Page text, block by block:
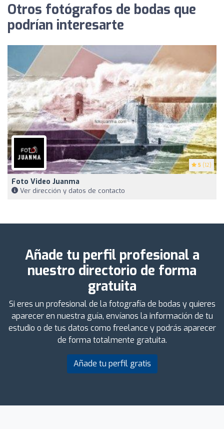
Otros fotógrafos de bodas que
podrían interesarte
5 (12)
Foto Video Juanma
Ver dirección y datos de contacto
Añade tu perfil profesional a
nuestro directorio de forma
gratuita
Si eres un profesional de la fotografía de bodas y quieres
aparecer en nuestra guía, envíanos la información de tu
estudio o de tus datos como freelance y podrás aparecer
de forma totalmente gratuita.
Añade tu perfil gratis